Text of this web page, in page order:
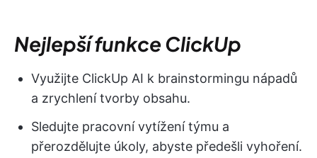
Nejlepší funkce ClickUp
Využijte ClickUp AI k brainstormingu nápadů
a zrychlení tvorby obsahu.
Sledujte pracovní vytížení týmu a
přerozdělujte úkoly, abyste předešli vyhoření.